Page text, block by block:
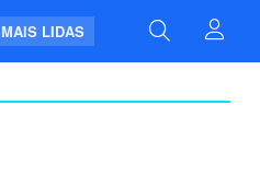
MAIS LIDAS